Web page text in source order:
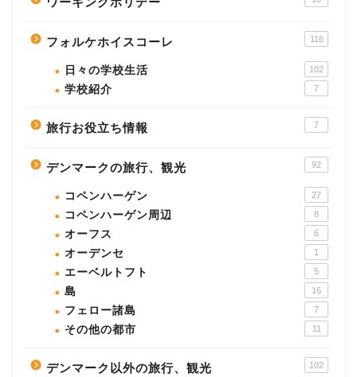
フォルケホイスコーレ 116
日々の学校生活 102
学校紹介 7
旅行お役立ち情報 7
デンマークの旅行、観光 92
コペンハーゲン 27
コペンハーゲン周辺 8
オーフス 6
オーデンセ 1
エーベルトフト 5
島 16
フェロー諸島 7
その他の都市 11
デンマーク以外の旅行、観光 102